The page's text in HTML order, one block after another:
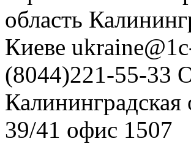
область
Киеве
(8044)221-55-33
Калининградская
39/41 офис 1507